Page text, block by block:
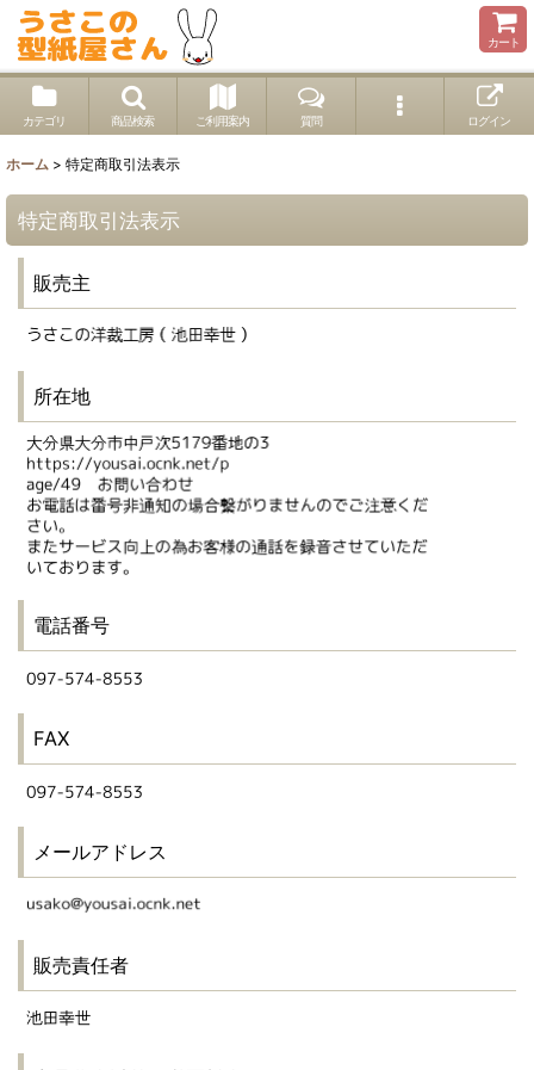
カート
カテゴリ 商品検索 ご利用案内 質問 ログイン
ホーム > 特定商取引法表示
特定商取引法表示
販売主
所在地
電話番号
FAX
メールアドレス
販売責任者